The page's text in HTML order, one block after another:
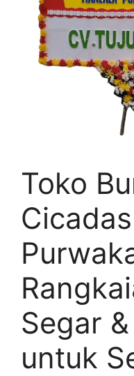
Toko
Cicadas
Segar
untuk